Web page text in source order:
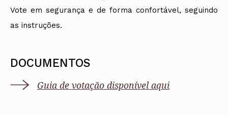
Vote em segurança e de forma confortável, seguindo
as instruções.
DOCUMENTOS
Guia de votação disponível aqui